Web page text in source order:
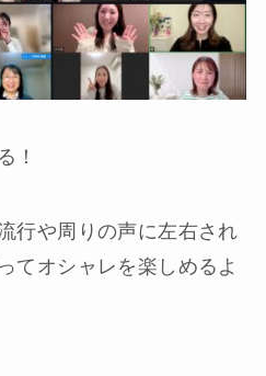
！
行や周りの声に左右され
てオシャレを楽しめるよ